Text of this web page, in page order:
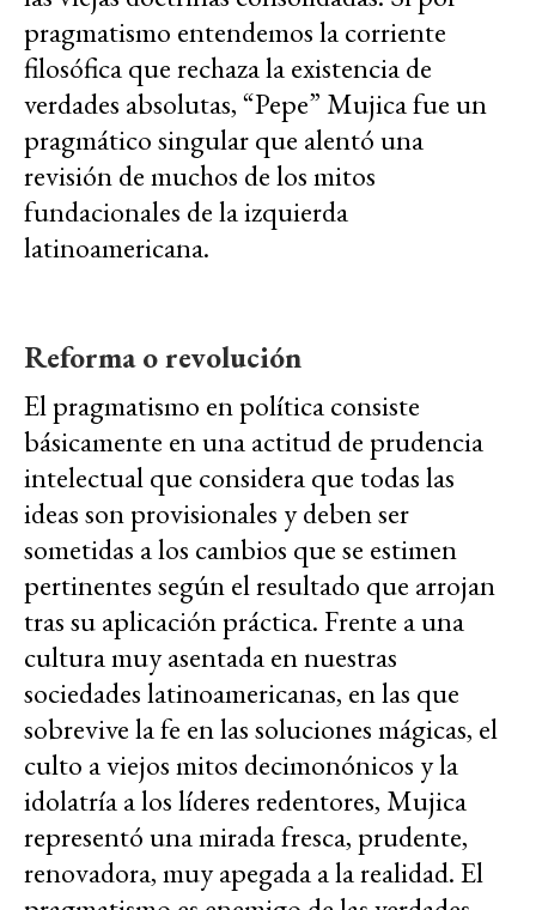
pragmatismo entendemos la corriente
filosófica que rechaza la existencia de
verdades absolutas, “Pepe” Mujica fue un
pragmático singular que alentó una
revisión de muchos de los mitos
fundacionales de la izquierda
latinoamericana.
Reforma o revolución
El pragmatismo en política consiste
básicamente en una actitud de prudencia
intelectual que considera que todas las
ideas son provisionales y deben ser
sometidas a los cambios que se estimen
pertinentes según el resultado que arrojan
tras su aplicación práctica. Frente a una
cultura muy asentada en nuestras
sociedades latinoamericanas, en las que
sobrevive la fe en las soluciones mágicas, el
culto a viejos mitos decimonónicos y la
idolatría a los líderes redentores, Mujica
representó una mirada fresca, prudente,
renovadora, muy apegada a la realidad. El